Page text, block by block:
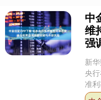
中
维
强
新
央
准
预